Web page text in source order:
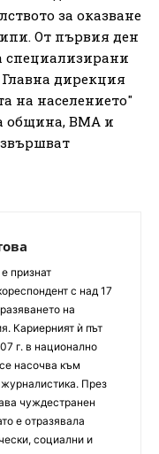
за оказване
От първия ден
специализирани
дирекция
на населението"
община, ВМА и
признат
с над 17
на
Кариерният ѝ път
г. в национално
насочва към
През
чуждестранен
е отразявала
социални и